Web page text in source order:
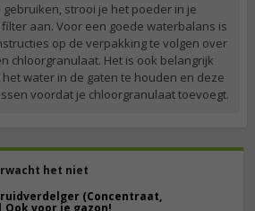
het niet
(Concentraat,
Ook voor je gazon!
strooi je het poeder in je
aan. Voor een goede waterbalans is
op de verpakking te volgen over
chloorgranulaat. Het is ook belangrijk
water in de gaten te houden en deze
voordat je chloorgranulaat toevoegt.